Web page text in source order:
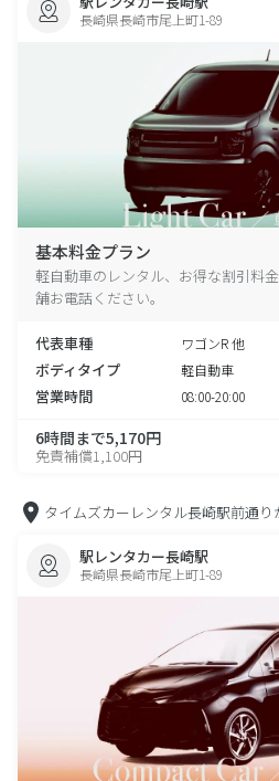
長崎県長崎市尾上町1-89
基本料金プラン
軽自動車のレンタル、お得な割引料
舗お電話ください。
代表車種 ワゴンR 他
ボディタイプ 軽自動車
営業時間 08:00-20:00
6時間まで5,170円
免責補償1,100円
タイムズカーレンタル長崎駅前通り
駅レンタカー長崎駅
長崎県長崎市尾上町1-89